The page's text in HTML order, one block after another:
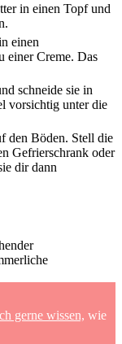
in einen Topf und
einen
einer Creme. Das
schneide sie in
vorsichtig unter die
den Böden. Stell die
Gefrierschrank oder
dir dann
gerne wissen, wie